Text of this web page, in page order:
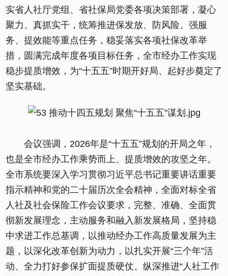
实省人社厅党组、省社保局党委各项决策部署，凝心
聚力、真抓实干，统筹推进保发放、防风险、强服
务、提效能等重点任务，稳妥落实各项社保改革举
措，圆满完成年度各项目标任务，全市经办工作实现
稳步提质增效，为“十五五”时期开好局、起好步奠定了
坚实基础。
会议强调，2026年是“十五五”规划的开局之年，
也是全市经办工作乘势而上、提质增效的攻坚之年。
全市系统要深入学习贯彻习近平总书记重要讲话重要
指示精神和党的二十届历次全会精神，全面对标全省
人社及社会保险工作会议要求，完整、准确、全面贯
彻新发展理念，主动服务和融入新发展格局，坚持稳
中求进工作总基调，以推动经办工作高质量发展为主
题，以深化改革创新为动力，以扎实开展“三个年”活
动、全力打好参保扩面提质硬仗、纵深推进“人社工作